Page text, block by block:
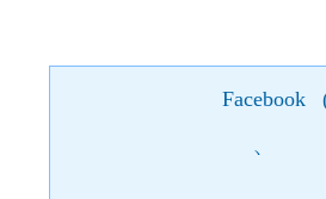
Facebook
)